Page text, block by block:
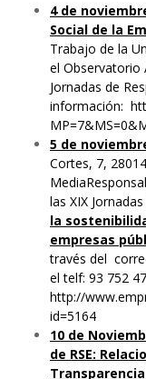
4 de
Social de la
Trabajo de la
el Observatorio
Jornadas de
información:
5 de
Cortes, 7,
las XIX
la
empresas
través del
el telf: 93 752
http://
id=5164
10 de
de RSE: